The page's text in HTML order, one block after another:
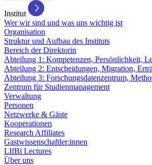
Institut
Wer wir sind und was uns wichtig ist
Organisation
Struktur und Aufbau des Instituts
Bereich der Direktorin
Abteilung 1: Kompetenzen, Persönlichkeit,
Abteilung 2: Entscheidungen, Migration,
Abteilung 3: Forschungsdatenzentrum,
Zentrum für Studienmanagement
Verwaltung
Personen
Netzwerke & Gäste
Kooperationen
Research Affiliates
Gastwissenschaftler:innen
LIfBi Lectures
Über uns